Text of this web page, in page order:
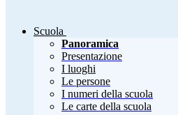
Scuola
Panoramica
Presentazione
I luoghi
Le persone
I numeri della scuola
Le carte della scuola